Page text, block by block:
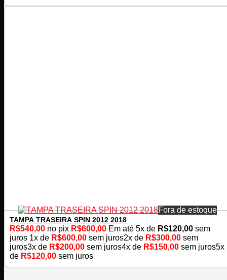
Fora de estoque
TAMPA TRASEIRA SPIN 2012 2018
R$540,00 no pix R$600,00 Em até 5x de R$120,00 sem
juros 1x de R$600,00 sem juros2x de R$300,00 sem
juros3x de R$200,00 sem juros4x de R$150,00 sem juros5x
de R$120,00 sem juros